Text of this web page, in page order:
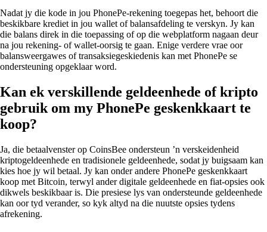
Nadat jy die kode in jou PhonePe-rekening toegepas het, behoort die
beskikbare krediet in jou wallet of balansafdeling te verskyn. Jy kan
die balans direk in die toepassing of op die webplatform nagaan deur
na jou rekening- of wallet-oorsig te gaan. Enige verdere vrae oor
balansweergawes of transaksiegeskiedenis kan met PhonePe se
ondersteuning opgeklaar word.
Kan ek verskillende geldeenhede of kripto
gebruik om my PhonePe geskenkkaart te
koop?
Ja, die betaalvenster op CoinsBee ondersteun ’n verskeidenheid
kriptogeldeenhede en tradisionele geldeenhede, sodat jy buigsaam kan
kies hoe jy wil betaal. Jy kan onder andere PhonePe geskenkkaart
koop met Bitcoin, terwyl ander digitale geldeenhede en fiat-opsies ook
dikwels beskikbaar is. Die presiese lys van ondersteunde geldeenhede
kan oor tyd verander, so kyk altyd na die nuutste opsies tydens
afrekening.